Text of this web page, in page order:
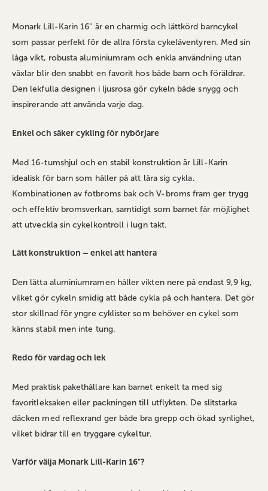
Monark Lill-Karin 16" är en charmig och lättkörd barncykel
som passar perfekt för de allra första cykeläventyren. Med sin
låga vikt, robusta aluminiumram och enkla användning utan
växlar blir den snabbt en favorit hos både barn och föräldrar.
Den lekfulla designen i ljusrosa gör cykeln både snygg och
inspirerande att använda varje dag.
Enkel och säker cykling för nybörjare
Med 16-tumshjul och en stabil konstruktion är Lill-Karin
idealisk för barn som håller på att lära sig cykla.
Kombinationen av fotbroms bak och V-broms fram ger trygg
och effektiv bromsverkan, samtidigt som barnet får möjlighet
att utveckla sin cykelkontroll i lugn takt.
Lätt konstruktion – enkel att hantera
Den lätta aluminiumramen håller vikten nere på endast 9,9 kg,
vilket gör cykeln smidig att både cykla på och hantera. Det gör
stor skillnad för yngre cyklister som behöver en cykel som
känns stabil men inte tung.
Redo för vardag och lek
Med praktisk pakethållare kan barnet enkelt ta med sig
favoritleksaken eller packningen till utflykten. De slitstarka
däcken med reflexrand ger både bra grepp och ökad synlighet,
vilket bidrar till en tryggare cykeltur.
Varför välja Monark Lill-Karin 16"?